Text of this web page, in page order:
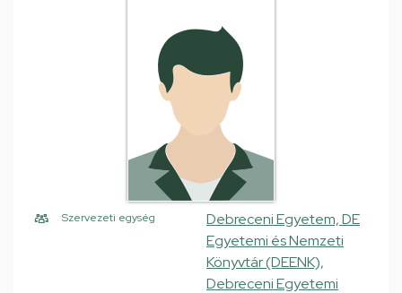
Szervezeti egység
Debreceni Egyetem, DE
Egyetemi és Nemzeti
Könyvtár (DEENK),
Debreceni Egyetemi